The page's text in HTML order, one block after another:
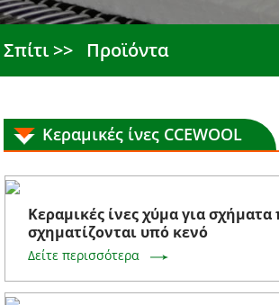
Σπίτι Προϊόντα
Κεραμικές ίνες CCEWOOL
Κεραμικές ίνες χύμα για σχήματα
σχηματίζονται υπό κενό
Δείτε περισσότερα